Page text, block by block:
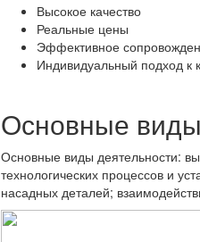
Высокое качество
Реальные цены
Эффективное
Индивидуальный подход к
Основные
Основные виды деятельности:
технологических процессов и
насадных деталей;